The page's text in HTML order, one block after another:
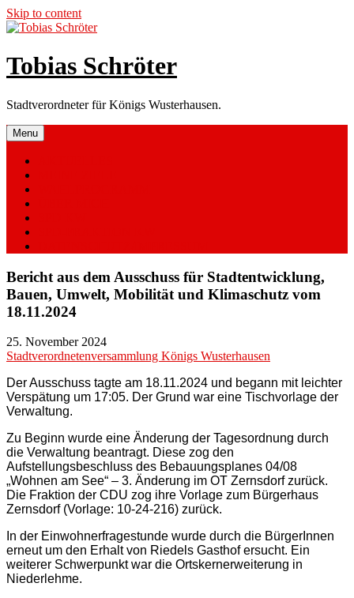
Skip to content
Tobias Schröter
Stadtverordneter für Königs Wusterhausen.
Menu
Bericht aus dem Ausschuss für Stadtentwicklung,
Bauen, Umwelt, Mobilität und Klimaschutz vom
18.11.2024
25. November 2024
Stadtverordnetenversammlung Königs Wusterhausen
Der Ausschuss tagte am 18.11.2024 und begann mit leichter
Verspätung um 17:05. Der Grund war eine Tischvorlage der
Verwaltung.
Zu Beginn wurde eine Änderung der Tagesordnung durch
die Verwaltung beantragt. Diese zog den
Aufstellungsbeschluss des Bebauungsplanes 04/08
„Wohnen am See“ – 3. Änderung im OT Zernsdorf zurück.
Die Fraktion der CDU zog ihre Vorlage zum Bürgerhaus
Zernsdorf (Vorlage: 10-24-216) zurück.
In der Einwohnerfragestunde wurde durch die BürgerInnen
erneut um den Erhalt von Riedels Gasthof ersucht. Ein
weiterer Schwerpunkt war die Ortskernerweiterung in
Niederlehme.